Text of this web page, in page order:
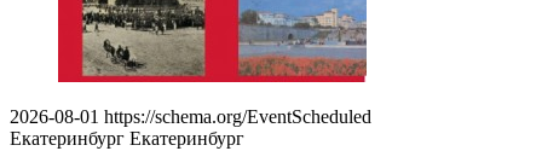
2026-08-01 https://schema.org/EventScheduled
Екатеринбург Екатеринбург